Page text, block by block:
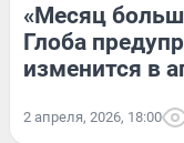
«Месяц
Глоба
изменится в
2 апреля, 2026, 18:00